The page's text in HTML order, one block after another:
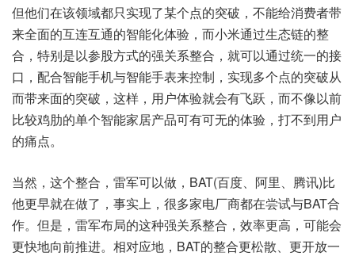
但他们在该领域都只实现了某个点的突破，不能给消费者带
来全面的互连互通的智能化体验，而小米通过生态链的整
合，特别是以参股方式的强关系整合，就可以通过统一的接
口，配合智能手机与智能手表来控制，实现多个点的突破从
而带来面的突破，这样，用户体验就会有飞跃，而不像以前
比较鸡肋的单个智能家居产品可有可无的体验，打不到用户
的痛点。
当然，这个整合，雷军可以做，BAT(百度、阿里、腾讯)比
他更早就在做了，事实上，很多家电厂商都在尝试与BAT合
作。但是，雷军布局的这种强关系整合，效率更高，可能会
更快地向前推进。相对应地，BAT的整合更松散、更开放一